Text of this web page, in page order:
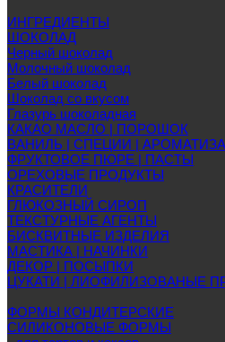
ИНГРЕДИЕНТЫ
ШОКОЛАД
Черный шоколад
Молочный шоколад
Белый шоколад
Шоколад со вкусом
Глазурь шоколадная
КАКАО МАСЛО | ПОРОШОК
ВАНИЛЬ | СПЕЦИИ |
ФРУКТОВОЕ ПЮРЕ | ПАСТЫ
ОРЕХОВЫЕ ПРОДУКТЫ
КРАСИТЕЛИ
ГЛЮКОЗНЫЙ СИРОП
ТЕКСТУРНЫЕ АГЕНТЫ
БИСКВИТНЫЕ ИЗДЕЛИЯ
МАСТИКА | НАЧИНКИ
ДЕКОР | ПОСЫПКИ
ЦУКАТИ | ЛИОФИЛИЗОВАНЫЕ
ФОРМЫ КОНДИТЕРСКИЕ
СИЛИКОНОВЫЕ ФОРМЫ